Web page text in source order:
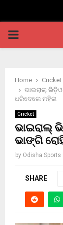
PRIMARY
Home
Cricket
ଭାଇରାଲ୍
ଧରିଦେଲେ ମହିଳା
Cricket
ଭାଇରାଲ୍
ଭାଙ୍ଗି
by Odisha Sports
SHARE